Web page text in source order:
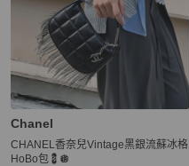
Chanel
CHANEL香奈兒Vintage黑銀流蘇冰格
HoBo包💈🪩